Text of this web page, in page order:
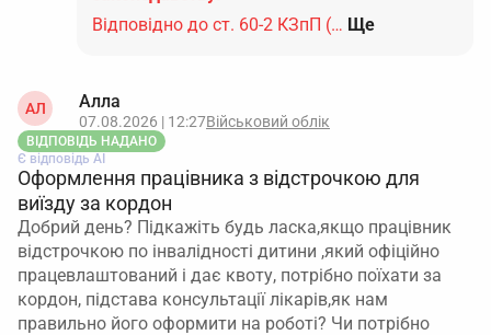
Відповідно до ст. 60-2 КЗпП (… Ще
АЛ Алла
07.08.2026 | 12:27Військовий облік
ВІДПОВІДЬ НАДАНО
Є відповідь АІ
Оформлення працівника з відстрочкою для
виїзду за кордон
Добрий день? Підкажіть будь ласка,якщо працівник
відстрочкою по інвалідності дитини ,який офіційно
працевлаштований і дає квоту, потрібно поїхати за
кордон, підстава консультації лікарів,як нам
правильно його оформити на роботі? Чи потрібно